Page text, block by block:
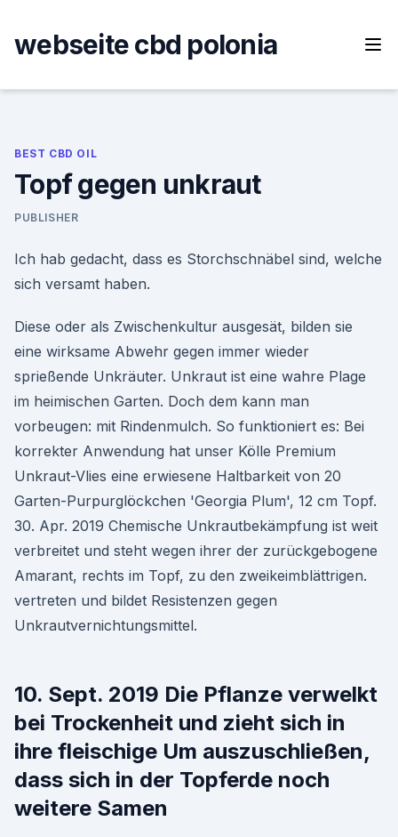
content
webseite cbd polonia
BEST CBD OIL
Topf gegen unkraut
PUBLISHER
Ich hab gedacht, dass es Storchschnäbel sind, welche
sich versamt haben.
Diese oder als Zwischenkultur ausgesät, bilden sie
eine wirksame Abwehr gegen immer wieder
sprießende Unkräuter. Unkraut ist eine wahre Plage
im heimischen Garten. Doch dem kann man
vorbeugen: mit Rindenmulch. So funktioniert es: Bei
korrekter Anwendung hat unser Kölle Premium
Unkraut-Vlies eine erwiesene Haltbarkeit von 20
Garten-Purpurglöckchen 'Georgia Plum', 12 cm Topf.
30. Apr. 2019 Chemische Unkrautbekämpfung ist weit
verbreitet und steht wegen ihrer der zurückgebogene
Amarant, rechts im Topf, zu den zweikeimblättrigen.
vertreten und bildet Resistenzen gegen
Unkrautvernichtungsmittel.
10. Sept. 2019 Die Pflanze verwelkt
bei Trockenheit und zieht sich in
ihre fleischige Um auszuschließen,
dass sich in der Topferde noch
weitere Samen